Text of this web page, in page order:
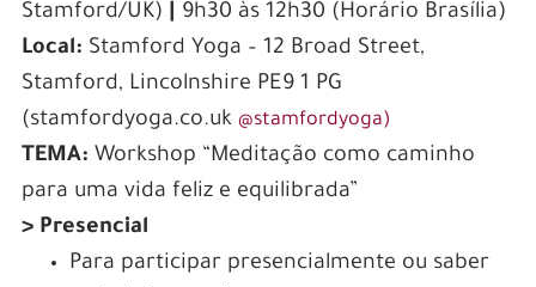
Stamford/UK)
9h30 às 12h30 (Horário Brasília)
Local: Stamford Yoga – 12 Broad Street,
Stamford, Lincolnshire PE9 1 PG
(stamfordyoga.co.uk @stamfordyoga)
TEMA: Workshop “Meditação como caminho
para uma vida feliz e equilibrada”
> Presencial
Para participar presencialmente ou saber